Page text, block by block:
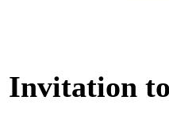
Invitation